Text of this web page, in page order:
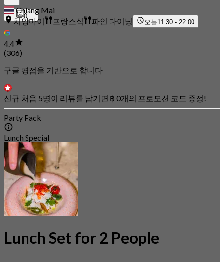
0
Chiang Mai
치앙마이
프랑스식 파인 다이닝 오늘11:30 - 22:00
4.4
(306)
구글 평점을 기반으로 합니다
신규 처음 5명이 리뷰를 남기면 ฿ 0개의 프로모션 코드 증정!
Party Pack
Lunch Special
Lunch Set for 2 People